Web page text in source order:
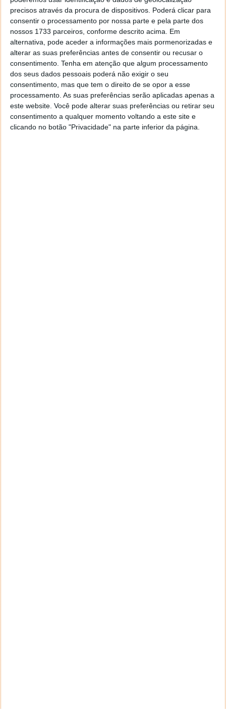
precisos através da procura de dispositivos. Poderá clicar para
consentir o processamento por nossa parte e pela parte dos
nossos 1733 parceiros, conforme descrito acima. Em
alternativa, pode aceder a informações mais pormenorizadas e
alterar as suas preferências antes de consentir ou recusar o
consentimento. Tenha em atenção que algum processamento
dos seus dados pessoais poderá não exigir o seu
consentimento, mas que tem o direito de se opor a esse
processamento. As suas preferências serão aplicadas apenas a
este website. Você pode alterar suas preferências ou retirar seu
consentimento a qualquer momento voltando a este site e
clicando no botão "Privacidade" na parte inferior da página.
Proponha uma correção, faça uma sugestão
Autor:Pedro Pinto
Tags: beber comer conduzir
PRÓXIMO ARTIGO